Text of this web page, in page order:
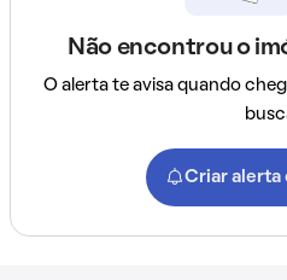
Não encontrou o
O alerta te avisa quando
Criar alerta